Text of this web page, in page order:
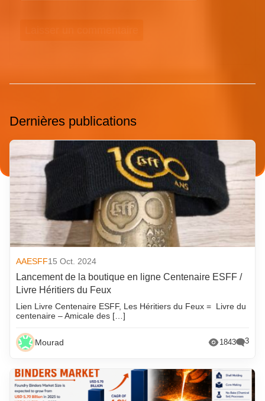
Dernières publications
AAESFF15 Oct. 2024
Lancement de la boutique en ligne Centenaire ESFF /
Livre Héritiers du Feux
Lien Livre Centenaire ESFF, Les Héritiers du Feux = Livre du
centenaire – Amicale des […]
Mourad 1843 3